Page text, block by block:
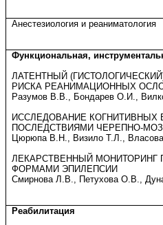
Анестезиология и реаниматология
Функциональная,
ЛАТЕНТНЫЙ
РИСКА РЕАНИМАЦИОННЫХ
Разумов В.В., Бондарев О.И.,
ИССЛЕДОВАНИЕ
ПОСЛЕДСТВИЯМИ ЧЕРЕПНО-
Цюрюпа В.Н., Визило Т.Л.,
ЛЕКАРСТВЕННЫЙ МОНИТОРИНГ
ФОРМАМИ ЭПИЛЕПСИИ
Смирнова Л.В., Петухова О.В.,
Реабилитация